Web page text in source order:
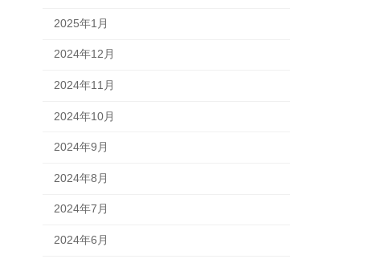
2025年1月
2024年12月
2024年11月
2024年10月
2024年9月
2024年8月
2024年7月
2024年6月